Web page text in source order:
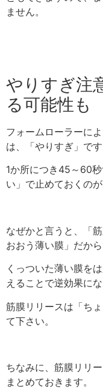
ません。
やりすぎ注
る可能性も
フォームローラーに
は、「やりすぎ」です
1か所につき45～60
い」で止めておくの
なぜかと言うと、「
おおう薄い膜」だから
くっついた薄い膜を
えることで逆効果にな
筋膜リリースは「ち
て下さい。
ちなみに、筋膜リリ
まとめておきます。